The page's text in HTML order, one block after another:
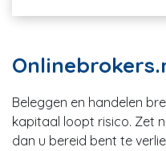
Beleggen en handelen
kapitaal loopt risico. Zet
dan u bereid bent te